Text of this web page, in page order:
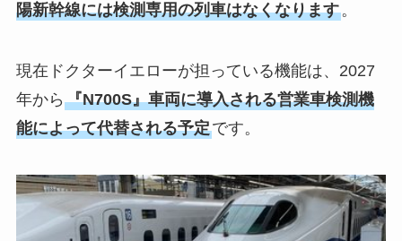
陽新幹線には検測専用の列車はなくなります。
現在ドクターイエローが担っている機能は、2027
年から 『N700S』車両に導入される営業車検測機
能によって代替される予定です。